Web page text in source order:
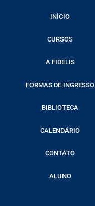
INÍCIO
CURSOS
A FIDELIS
FORMAS DE INGRESSO
BIBLIOTECA
CALENDÁRIO
CONTATO
ALUNO